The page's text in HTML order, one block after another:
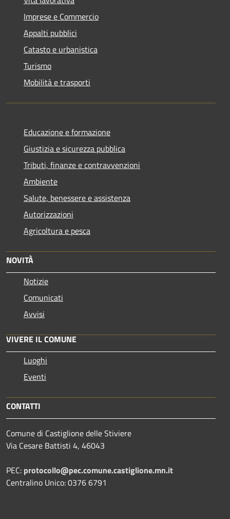
Imprese e Commercio
Appalti pubblici
Catasto e urbanistica
Turismo
Mobilità e trasporti
Educazione e formazione
Giustizia e sicurezza pubblica
Tributi, finanze e contravvenzioni
Ambiente
Salute, benessere e assistenza
Autorizzazioni
Agricoltura e pesca
NOVITÀ
Notizie
Comunicati
Avvisi
VIVERE IL COMUNE
Luoghi
Eventi
CONTATTI
Comune di Castiglione delle Stiviere
Via Cesare Battisti 4, 46043
PEC: protocollo@pec.comune.castiglione.mn.it
Centralino Unico: 0376 6791